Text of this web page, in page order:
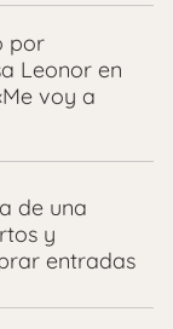
por
Leonor en
voy a
de una
y
entradas